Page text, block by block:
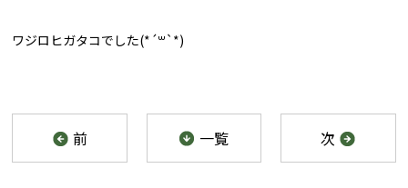
ワジロヒガタコでした(*´꒳`*)
前 一覧 次